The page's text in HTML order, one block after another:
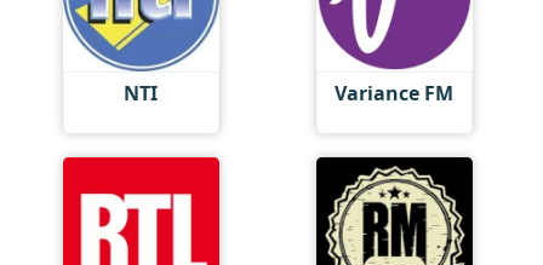
NTI Variance FM